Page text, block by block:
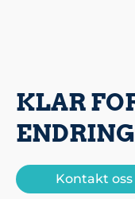
KLAR
Kontakt oss